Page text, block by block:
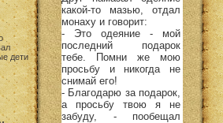
дети
какой-то мазью, отдал
монаху и говорит:
- Это одеяние - мой
последний подарок
тебе. Помни же мою
просьбу и никогда не
снимай его!
- Благодарю за подарок,
а просьбу твою я не
забуду, - пообещал